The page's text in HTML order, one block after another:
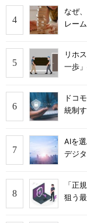
なぜ
レー
リホ
一歩
ドコ
統制
AIを
デジ
「正
狙う